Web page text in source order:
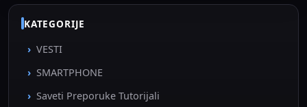
KATEGORIJE
VESTI
SMARTPHONE
Saveti Preporuke Tutorijali